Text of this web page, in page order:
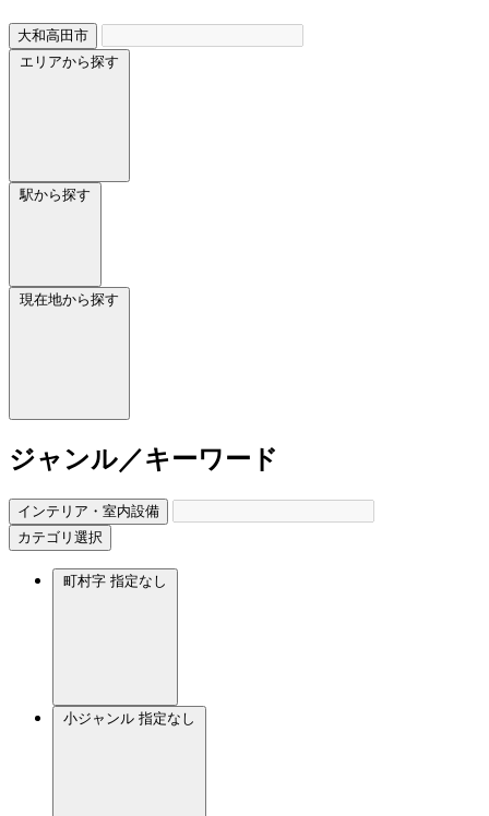
大和高田市
エリアから探す
駅から探す
現在地から探す
ジャンル／キーワード
インテリア・室内設備
カテゴリ選択
町村字 指定なし
小ジャンル 指定なし